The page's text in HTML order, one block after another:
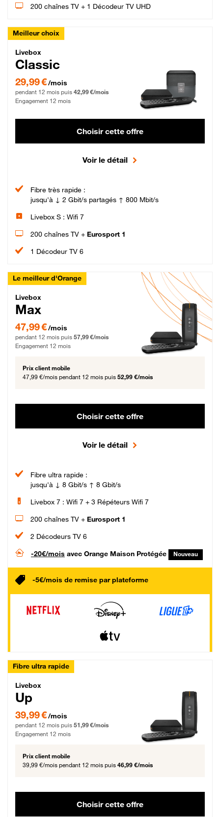
200 chaînes TV + 1 Décodeur TV UHD
Meilleur choix
Livebox Classic Fibre
Livebox
Classic
29,99 € par mois pendant 12 mois puis 42,99 € par mois, Engagement 12 mois
29,99 €/mois
pendant 12 mois puis 42,99 €/mois
Engagement 12 mois
Choisir cette offre
Voir le détail
Fibre très rapide :
jusqu'à ↓ 2 Gbit/s partagés ↑ 800 Mbit/s
Livebox S : Wifi 7
200 chaînes TV + Eurosport 1
1 Décodeur TV 6
Le meilleur d'Orange
Livebox Max Fibre
Livebox
Max
47,99 € par mois pendant 12 mois puis 57,99 € par mois, Engagement 12 mois
47,99 €/mois
pendant 12 mois puis 57,99 €/mois
Engagement 12 mois
Prix client mobile
47,99 €/mois pendant 12 mois puis 52,99 €/mois
Choisir cette offre
Voir le détail
Fibre ultra rapide :
jusqu'à ↓ 8 Gbit/s ↑ 8 Gbit/s
Livebox 7 : Wifi 7 + 3 Répéteurs Wifi 7
200 chaînes TV + Eurosport 1
2 Décodeurs TV 6
-20€/mois avec Orange Maison Protégée Nouveau
-5€/mois de remise par plateforme
Fibre ultra rapide
Livebox Up Fibre
Livebox
Up
39,99 € par mois pendant 12 mois puis 51,99 € par mois, Engagement 12 mois
39,99 €/mois
pendant 12 mois puis 51,99 €/mois
Engagement 12 mois
Prix client mobile
39,99 €/mois pendant 12 mois puis 46,99 €/mois
Choisir cette offre